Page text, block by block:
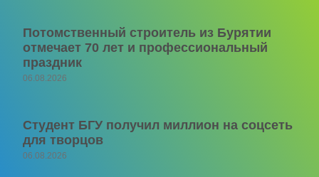
Потомственный строитель из Бурятии
отмечает 70 лет и профессиональный
праздник
06.08.2026
Студент БГУ получил миллион на соцсеть
для творцов
06.08.2026